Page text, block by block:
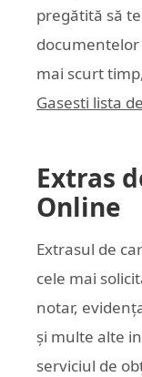
pregătită să
documentelor
mai scurt
Gasesti lista
Extras
Online
Extrasul de
cele mai
notar,
și multe alte
serviciul de